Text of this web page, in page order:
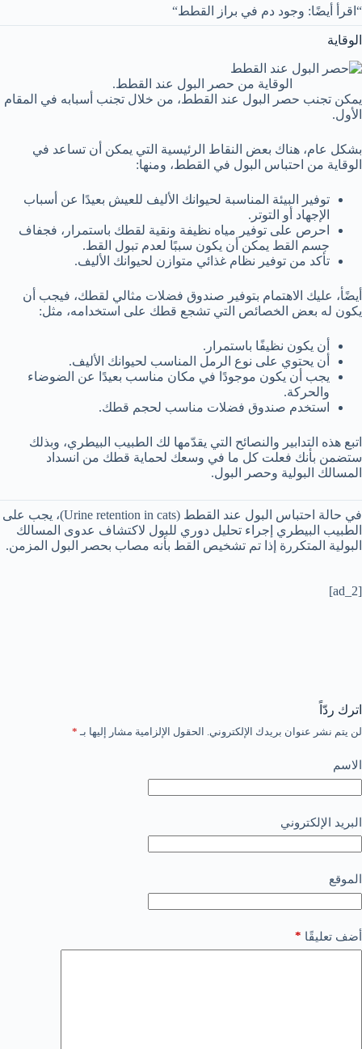
“اقرأ أيضًا: وجود دم في براز القطط“
الوقاية
الوقاية من حصر البول عند القطط.
يمكن تجنب حصر البول عند القطط، من خلال تجنب أسبابه في المقام
الأول.
بشكل عام، هناك بعض النقاط الرئيسية التي يمكن أن تساعد في
الوقاية من احتباس البول في القطط، ومنها:
توفير البيئة المناسبة لحيوانك الأليف للعيش بعيدًا عن أسباب
الإجهاد أو التوتر.
احرص على توفير مياه نظيفة ونقية لقطك باستمرار، فجفاف
جسم القط يمكن أن يكون سببًا لعدم تبول القط.
تأكد من توفير نظام غذائي متوازن لحيوانك الأليف.
أيضًأ، عليك الاهتمام بتوفير صندوق فضلات مثالي لقطك، فيجب أن
يكون له بعض الخصائص التي تشجع قطك على استخدامه، مثل:
أن يكون نظيفًا باستمرار.
أن يحتوي على نوع الرمل المناسب لحيوانك الأليف.
يجب أن يكون موجودًا في مكان مناسب بعيدًا عن الضوضاء
والحركة.
استخدم صندوق فضلات مناسب لحجم قطك.
اتبع هذه التدابير والنصائح التي يقدّمها لك الطبيب البيطري، وبذلك
ستضمن بأنك فعلت كل ما في وسعك لحماية قطك من انسداد
المسالك البولية وحصر البول.
في حالة احتباس البول عند القطط (Urine retention in cats)، يجب على
الطبيب البيطري إجراء تحليل دوري للبول لاكتشاف عدوى المسالك
البولية المتكررة إذا تم تشخيص القط بأنه مصاب بحصر البول المزمن.
[ad_2]
اترك ردّاً
لن يتم نشر عنوان بريدك الإلكتروني. الحقول الإلزامية مشار إليها بـ *
الاسم
البريد الإلكتروني
الموقع
أضف تعليقًا *